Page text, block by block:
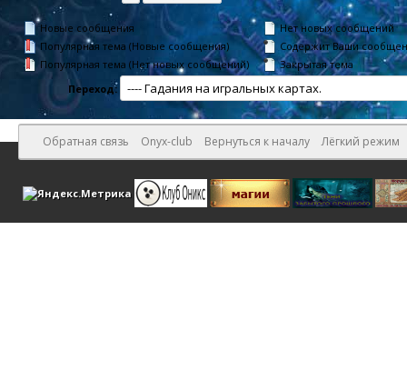
Новые сообщения
Популярная тема (Новые сообщения)
Популярная тема (Нет новых сообщений)
Нет новых сообщений
Содержит Ваши
Закрытая тема
Переход:
Обратная связь Onyx-club Вернуться к началу Лёгкий режим